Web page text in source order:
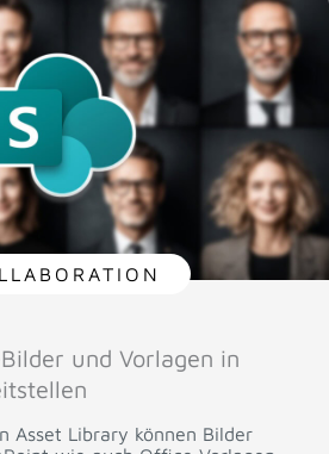
und Vorlagen in
Asset Library können Bilder